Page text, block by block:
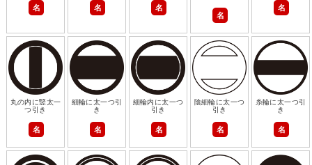
名 名 名
名
名
丸の内に竪太一
つ引き
名
細輪に太一つ引
き
名
細輪内に太一つ
引き
名
陰細輪に太一つ
引き
名
糸輪に太一つ引
き
名